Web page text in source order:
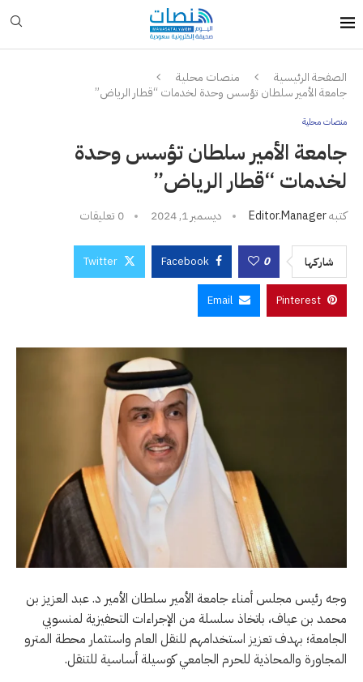
الصفحة الرئيسية
منصات محلية
جامعة الأمير سلطان تؤسس وحدة لخدمات “قطار الرياض”
منصات محلية
جامعة الأمير سلطان تؤسس وحدة
لخدمات “قطار الرياض”
كتبهEditor.manager ديسمبر 1, 2024 0 تعليقات
شاركها 0
Facebook
Twitter
Pinterest
Email
وجه رئيس مجلس أمناء جامعة الأمير سلطان الأمير د. عبد العزيز بن
محمد بن عياف، باتخاذ سلسلة من الإجراءات التحفيزية لمنسوبي
الجامعة؛ بهدف تعزيز استخدامهم للنقل العام واستثمار محطة المترو
المجاورة والمحاذية للحرم الجامعي كوسيلة أساسية للتنقل.